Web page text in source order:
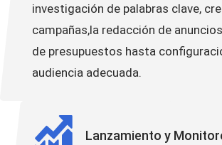
investigación de palabras clave,
campañas,la redacción de
de presupuestos hasta
audiencia adecuada.
Lanzamiento y